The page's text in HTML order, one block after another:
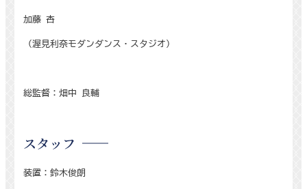
加藤 杏
（渥見利奈モダンダンス・スタジオ）
総監督：畑中 良輔
スタッフ
装置：鈴木俊朗